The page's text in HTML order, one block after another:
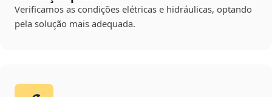
Verificamos as condições elétricas e hidráulicas, optando
pela solução mais adequada.